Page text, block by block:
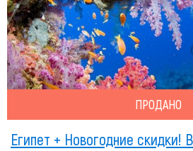
ПРОДАНО
Египет + Новогодние скидки!